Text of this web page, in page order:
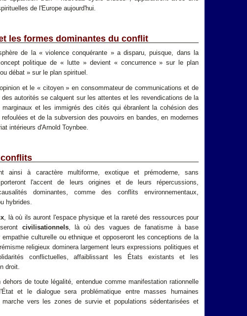
de l'Europe aujourd'hui.
les formes dominantes du conflit
de la « violence conquérante » a disparu, puisque, dans la
politique de « lutte » devient « concurrence » sur le plan
débat » sur le plan spirituel.
et le « citoyen » en consommateur de communications et de
autorités se calquent sur les attentes et les revendications de la
et les immigrés des cités qui ébranlent la cohésion des
et de la subversion des pouvoirs en bandes, en modernes
intérieurs d'Arnold Toynbee.
ainsi à caractère multiforme, exotique et prémoderne, sans
l'accent de leurs origines et de leurs répercussions,
dominantes, comme des conflits environnementaux,
hybrides.
, là où ils auront l'espace physique et la rareté des ressources pour
civilisationnels, là où des vagues de fanatisme à base
culturelle ou ethnique et opposeront les conceptions de la
religieux dominera largement leurs expressions politiques et
conflictuelles, affaiblissant les États existants et les
droit.
de toute légalité, entendue comme manifestation rationnelle
et le dialogue sera problématique entre masses humaines
vers les zones de survie et populations sédentarisées et